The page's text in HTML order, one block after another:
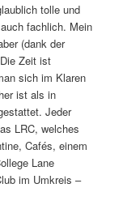
tolle und
fachlich. Mein
(dank der
Zeit ist
sich im Klaren
ist als in
Jeder
LRC, welches
Cafés, einem
Lane
im Umkreis –